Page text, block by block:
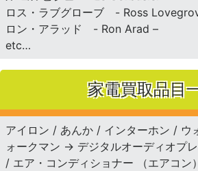
ロス・ラブグローブ - Ross
ロン・アラッド - Ron Arad –
etc…
家電買取品目
アイロン / あんか / インターホン / ウ
ォークマン → デジタルオーディオプ
/ エア・コンディショナー （エアコン